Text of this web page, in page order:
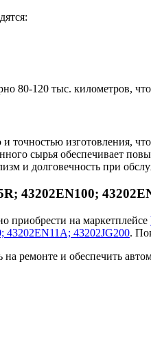
80-120 тыс. километров,
изготовления,
сырья обеспечивает
и долговечность при
43202EN100;
приобрести на маркетплейсе
43202EN11A; 43202JG200.
на ремонте и обеспечить